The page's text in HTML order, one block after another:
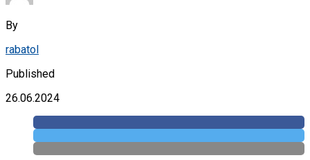
By
rabatol
Published
26.06.2024